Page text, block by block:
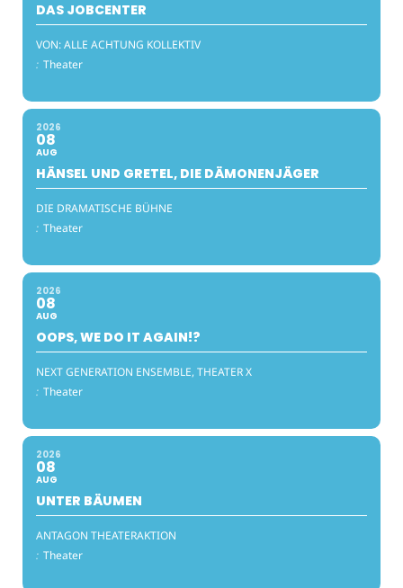
DAS JOBCENTER
VON: ALLE ACHTUNG KOLLEKTIV
: Theater
2026
08
AUG
HÄNSEL UND GRETEL, DIE DÄMONENJÄGER
DIE DRAMATISCHE BÜHNE
: Theater
2026
08
AUG
OOPS, WE DO IT AGAIN!?
NEXT GENERATION ENSEMBLE, THEATER X
: Theater
2026
08
AUG
UNTER BÄUMEN
ANTAGON THEATERAKTION
: Theater